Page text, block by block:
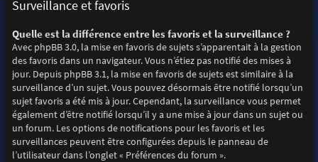
Surveillance et favoris
Quelle est la différence entre les favoris et la surveillance ?
Avec phpBB 3.0, la mise en favoris de sujets s’apparentait à la gestion
des favoris dans un navigateur. Vous n’étiez pas notifié des mises à
jour. Depuis phpBB 3.1, la mise en favoris de sujets est similaire à la
surveillance d’un sujet. Vous pouvez désormais être notifié lorsqu’un
sujet favoris a été mis à jour. Cependant, la surveillance vous permet
également d’être notifié lorsqu’il y a une mise à jour dans un sujet ou
un forum. Les options de notifications pour les favoris et les
surveillances peuvent être configurées depuis le panneau de
l’utilisateur dans l’onglet « Préférences du forum ».